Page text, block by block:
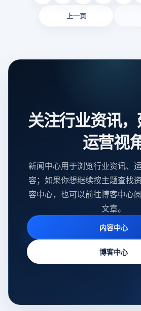
上一页
关注行业资讯
运营视
新闻中心用于浏览行业资讯、
容；如果你想继续按主题查找
容中心，也可以前往博客中心
文章。
内容中心
博客中心